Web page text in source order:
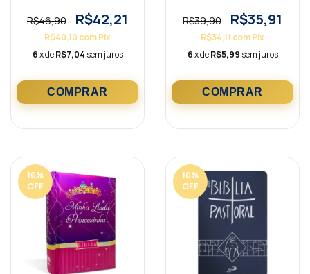
R$46,90 R$42,21
R$40,10 comPix
6x deR$7,04 sem juros
R$39,90
R$35,91
R$34,11 comPix
6x deR$5,99 sem juros
10%
OFF
10%
OFF